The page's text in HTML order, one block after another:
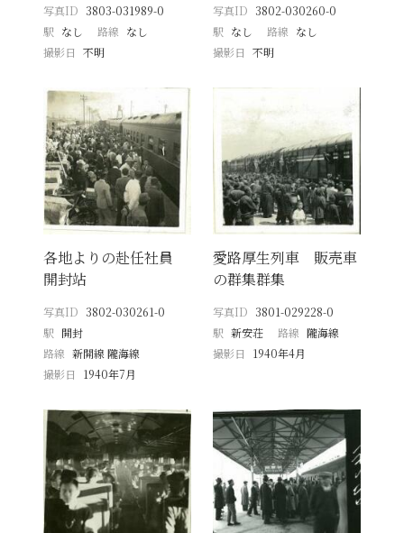
写真ID 3803-031989-0
駅 なし 路線 なし
撮影日
不明
写真ID 3802-030260-0
駅 なし 路線 なし
撮影日 不明
各地よりの赴任社員
開封站
写真ID 3802-030261-0
駅 開封
路線 新開線 隴海線
撮影日
1940年7月
愛路厚生列車 販売車
の群集群集
写真ID 3801-029228-0
駅 新安荘 路線 隴海線
撮影日
1940年4月